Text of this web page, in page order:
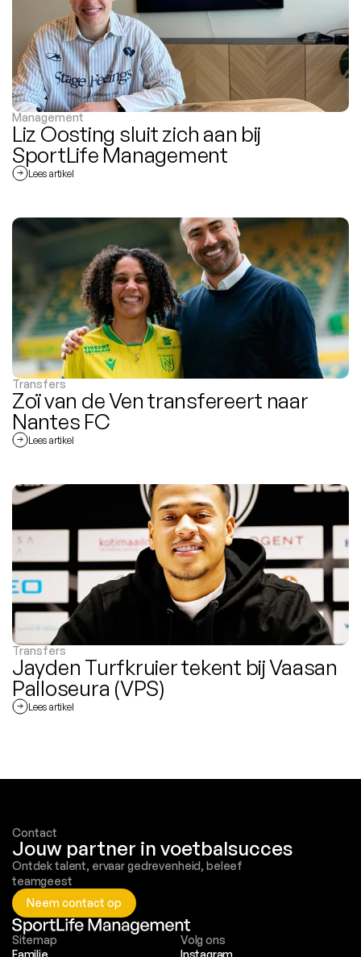
Management
Liz Oosting sluit zich aan bij
SportLife Management
Lees artikel
Transfers
Zoï van de Ven transfereert naar
Nantes FC
Lees artikel
Transfers
Jayden Turfkruier tekent bij Vaasan
Palloseura (VPS)
Lees artikel
Contact
Jouw partner in voetbalsucces
Ontdek talent, ervaar gedrevenheid, beleef
teamgeest
Neem contact op
Sitemap
Familie
Volg ons
Instagram